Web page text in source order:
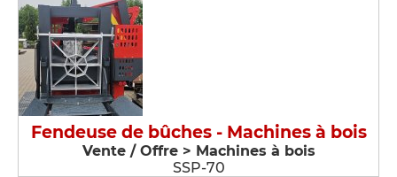
Fendeuse de bûches - Machines à bois
Vente / Offre > Machines à bois
SSP-70